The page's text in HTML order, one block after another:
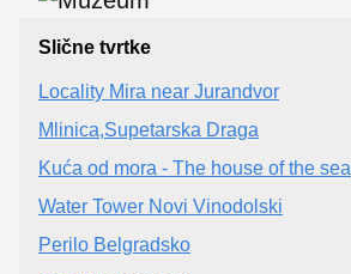
Slične tvrtke
Locality Mira near Jurandvor
Mlinica,Supetarska Draga
Kuća od mora - The house of the sea
Water Tower Novi Vinodolski
Perilo Belgradsko